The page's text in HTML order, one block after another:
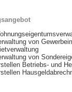
von
von
Betriebs- und